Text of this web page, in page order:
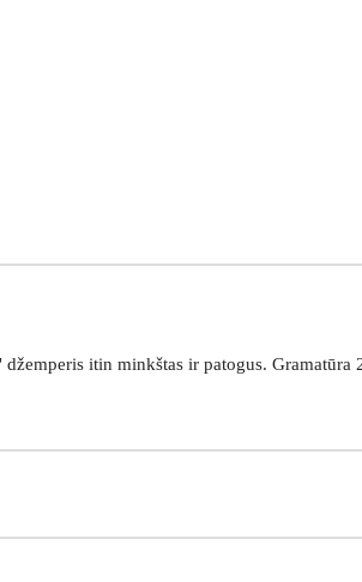
itin minkštas ir patogus. Gramatūra